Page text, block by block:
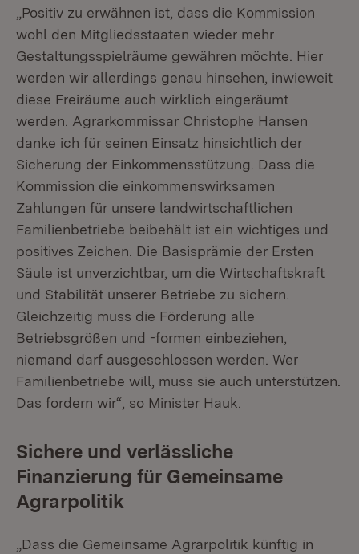
„Positiv zu erwähnen ist, dass die Kommission
wohl den Mitgliedsstaaten wieder mehr
Gestaltungsspielräume gewähren möchte. Hier
werden wir allerdings genau hinsehen, inwieweit
diese Freiräume auch wirklich eingeräumt
werden. Agrarkommissar Christophe Hansen
danke ich für seinen Einsatz hinsichtlich der
Sicherung der Einkommensstützung. Dass die
Kommission die einkommenswirksamen
Zahlungen für unsere landwirtschaftlichen
Familienbetriebe beibehält ist ein wichtiges und
positives Zeichen. Die Basisprämie der Ersten
Säule ist unverzichtbar, um die Wirtschaftskraft
und Stabilität unserer Betriebe zu sichern.
Gleichzeitig muss die Förderung alle
Betriebsgrößen und -formen einbeziehen,
niemand darf ausgeschlossen werden. Wer
Familienbetriebe will, muss sie auch unterstützen.
Das fordern wir“, so Minister Hauk.
Sichere und verlässliche
Finanzierung für Gemeinsame
Agrarpolitik
„Dass die Gemeinsame Agrarpolitik künftig in